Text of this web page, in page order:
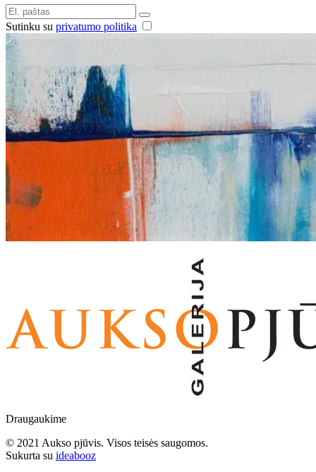
Sutinku su privatumo politika
Draugaukime
© 2021 Aukso pjūvis. Visos teisės saugomos.
Sukurta su ideabooz